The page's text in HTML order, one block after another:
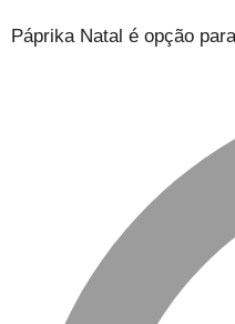
Páprika Natal é opção